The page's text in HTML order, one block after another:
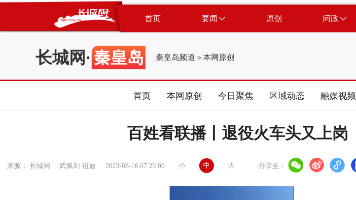
首页 要闻 原创 问政
长城网 ·秦皇岛 秦皇岛频道 > 本网原创
首页 本网原创 今日聚焦 区域动态 融媒视频
百姓看联播丨退役火车头又上岗
来源： 长城网 武佩剑 祖迪 2023-08-16 07:29:00 小 中 大 分享至：